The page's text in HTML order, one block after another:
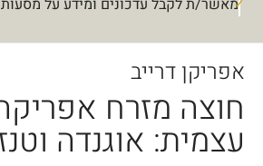
אפריקן דרייב
חוצה מזרח
עצמית: ​ אוגנדה